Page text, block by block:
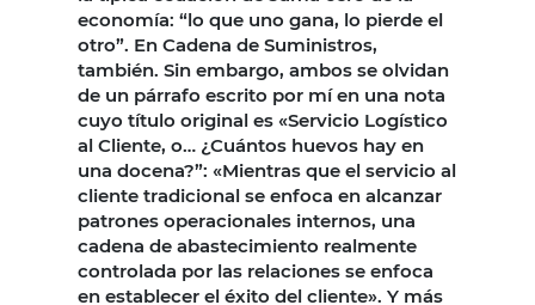
economía: “lo que uno gana, lo pierde el
otro”. En Cadena de Suministros,
también. Sin embargo, ambos se olvidan
de un párrafo escrito por mí en una nota
cuyo título original es «Servicio Logístico
al Cliente, o… ¿Cuántos huevos hay en
una docena?”: «Mientras que el servicio al
cliente tradicional se enfoca en alcanzar
patrones operacionales internos, una
cadena de abastecimiento realmente
controlada por las relaciones se enfoca
en establecer el éxito del cliente». Y más